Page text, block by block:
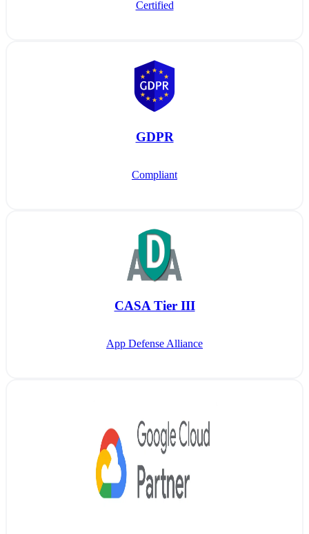
Certified
GDPR
Compliant
CASA Tier III
App Defense Alliance